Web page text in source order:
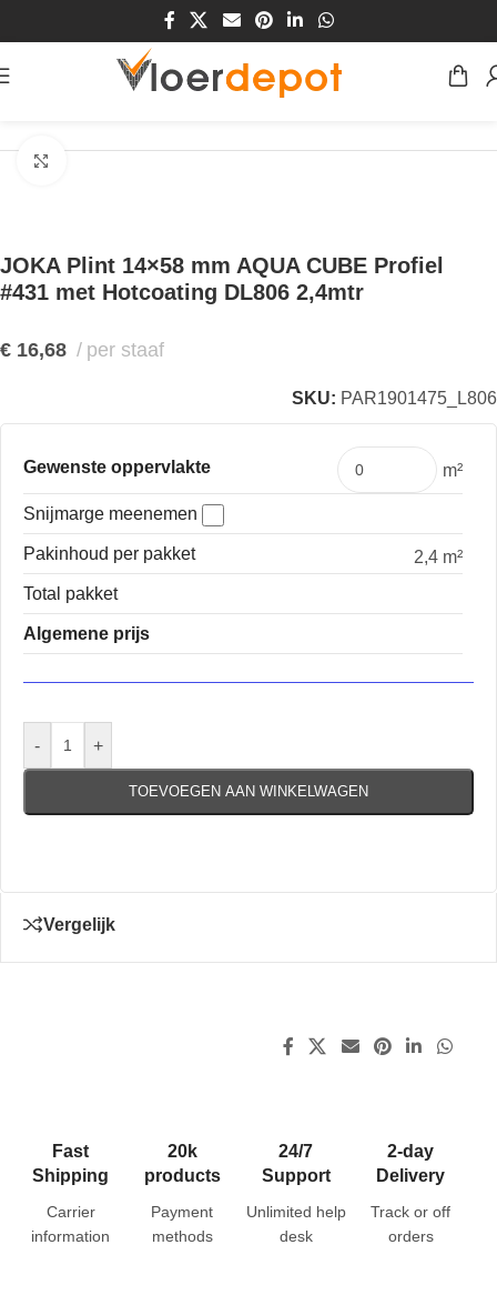
JOKA Plint 14×58 mm AQUA CUBE Profiel
#431 met Hotcoating DL806 2,4mtr
€ 16,68 per staaf
SKU: PAR1901475_L806
Gewenste oppervlakte m²
Snijmarge meenemen
Pakinhoud per pakket
2,4 m²
Total pakket
Algemene prijs
- +
TOEVOEGEN AAN WINKELWAGEN
Vergelijk
Fast
Shipping
Carrier
information
20k
products
Payment
methods
24/7
Support
Unlimited help
desk
2-day
Delivery
Track or off
orders